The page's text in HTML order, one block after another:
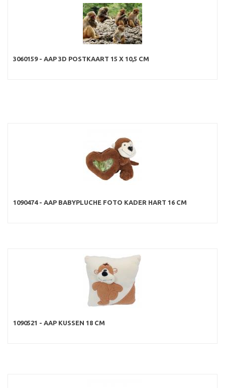
3060159 - AAP 3D POSTKAART 15 X 10,5 CM
1090474 - AAP BABYPLUCHE FOTO KADER HART 16 CM
1090521 - AAP KUSSEN 18 CM